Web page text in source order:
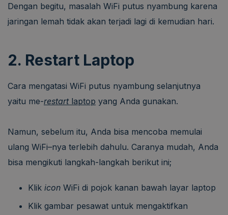
Dengan begitu, masalah WiFi putus nyambung karena
jaringan lemah tidak akan terjadi lagi di kemudian hari.
2. Restart Laptop
Cara mengatasi WiFi putus nyambung selanjutnya
yaitu me-restartlaptop yang Anda gunakan.
Namun, sebelum itu, Anda bisa mencoba memulai
ulang WiFi–nya terlebih dahulu. Caranya mudah, Anda
bisa mengikuti langkah-langkah berikut ini;
Klik icon WiFi di pojok kanan bawah layar laptop
Klik gambar pesawat untuk mengaktifkan